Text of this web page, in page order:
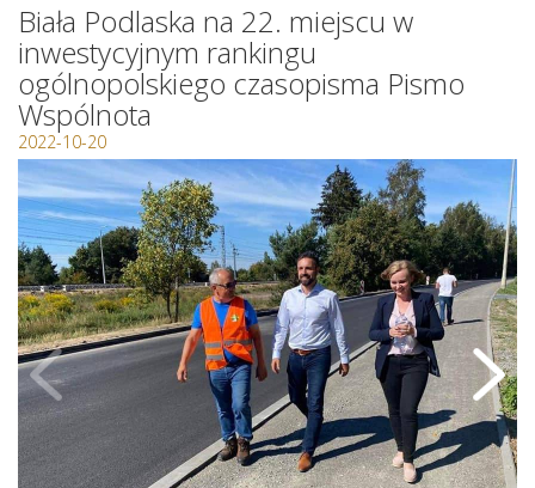
Biała Podlaska na 22. miejscu w
inwestycyjnym rankingu
ogólnopolskiego czasopisma Pismo
Wspólnota
2022-10-20